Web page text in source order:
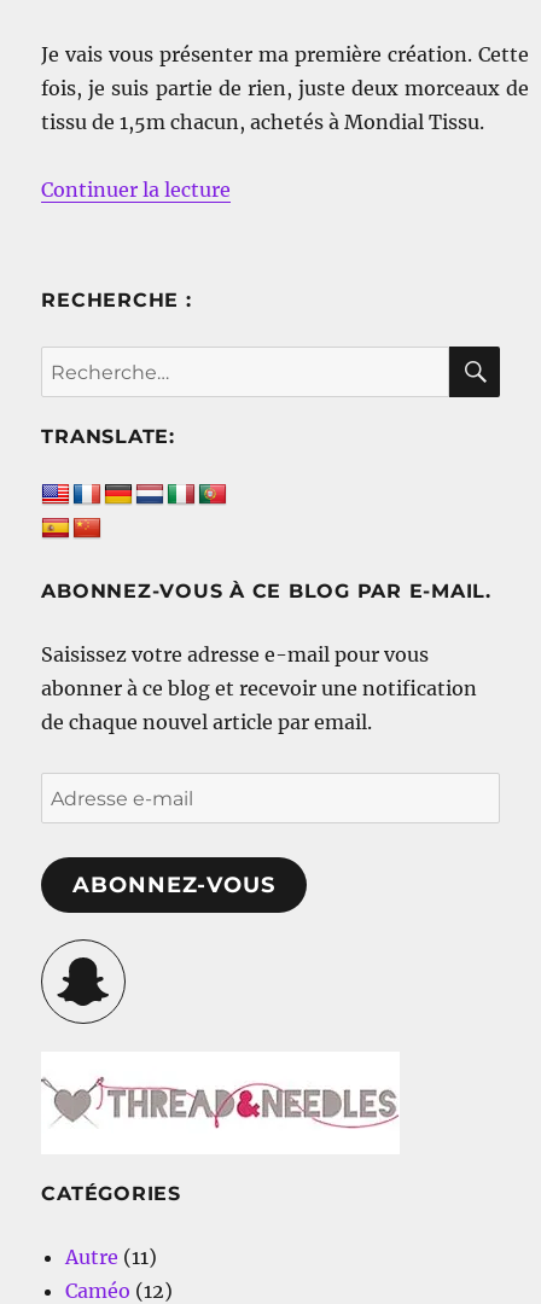
Je vais vous présenter ma première création. Cette
fois, je suis partie de rien, juste deux morceaux de
tissu de 1,5m chacun, achetés à Mondial Tissu.
Continuer la lecture
RECHERCHE :
Recherche
pour :
TRANSLATE:
ABONNEZ-VOUS À CE BLOG PAR E-MAIL.
Saisissez votre adresse e-mail pour vous
abonner à ce blog et recevoir une notification
de chaque nouvel article par email.
Adresse
e-
mail
ABONNEZ-VOUS
Snapchat
CATÉGORIES
Autre (11)
Caméo (12)